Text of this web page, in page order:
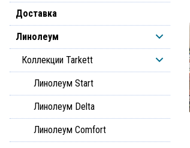
Доставка
Линолеум
Коллекции Tarkett
Линолеум Start
Линолеум Delta
Линолеум Comfort